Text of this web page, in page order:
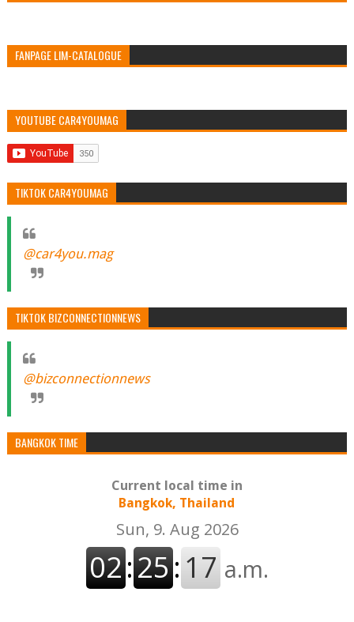
FANPAGE LIM-CATALOGUE
YOUTUBE CAR4YOUMAG
TIKTOK CAR4YOUMAG
@car4you.mag
TIKTOK BIZCONNECTIONNEWS
@bizconnectionnews
BANGKOK TIME
Current local time in
Bangkok, Thailand